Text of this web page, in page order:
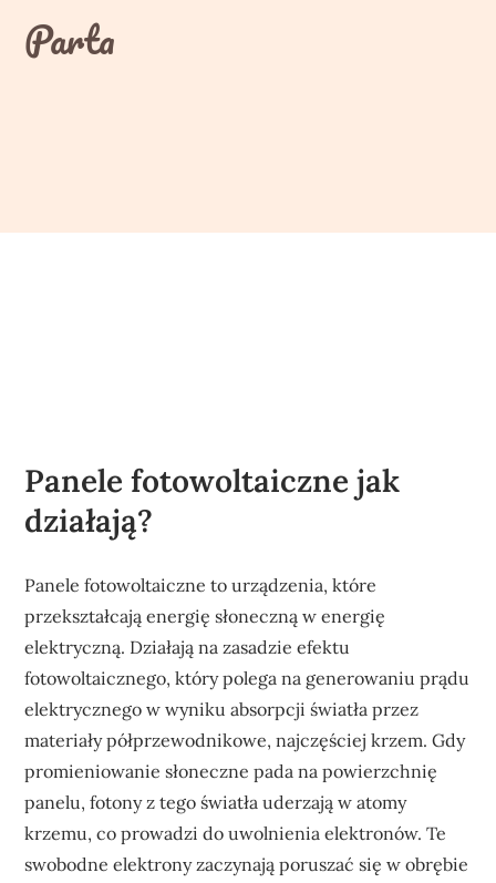
contentParta
Panele fotowoltaiczne jak
działają?
Panele fotowoltaiczne to urządzenia, które
przekształcają energię słoneczną w energię
elektryczną. Działają na zasadzie efektu
fotowoltaicznego, który polega na generowaniu prądu
elektrycznego w wyniku absorpcji światła przez
materiały półprzewodnikowe, najczęściej krzem. Gdy
promieniowanie słoneczne pada na powierzchnię
panelu, fotony z tego światła uderzają w atomy
krzemu, co prowadzi do uwolnienia elektronów. Te
swobodne elektrony zaczynają poruszać się w obrębie